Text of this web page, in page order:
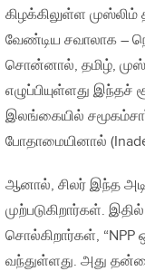
கிழக்கிலுள்ள
வேண்டிய சவாலாக –
சொன்னால், தமிழ்,
எழுப்பியுள்ளது இந்தச்
இலங்கையில் சமூகம்சார்
போதாமையினால்
ஆனால், சிலர் இந்த
முற்படுகிறார்கள்.
சொல்கிறார்கள், “NPP
வந்துள்ளது. அது